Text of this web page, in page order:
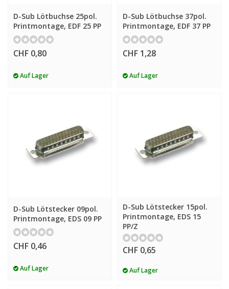
D-Sub Lötbuchse 25pol.
Printmontage, EDF 25 PP
CHF 0,80
Auf Lager
D-Sub Lötbuchse 37pol.
Printmontage, EDF 37 PP
CHF 1,28
Auf Lager
D-Sub Lötstecker 09pol.
Printmontage, EDS 09 PP
CHF 0,46
Auf Lager
D-Sub Lötstecker 15pol.
Printmontage, EDS 15
PP/Z
CHF 0,65
Auf Lager